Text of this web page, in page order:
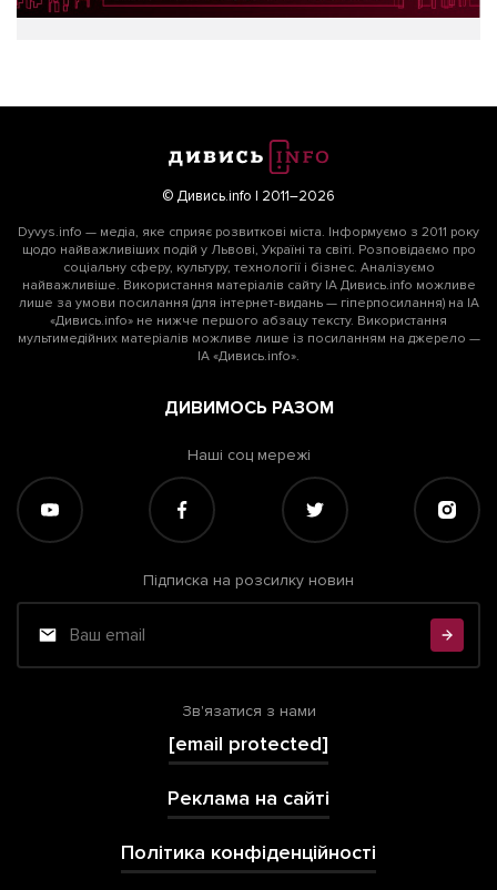
© Дивись.info | 2011–2026
Dyvys.info — медіа, яке сприяє розвиткові міста. Інформуємо з 2011 року
щодо найважливіших подій у Львові, Україні та світі. Розповідаємо про
соціальну сферу, культуру, технології і бізнес. Аналізуємо
найважливіше. Використання матеріалів сайту ІА Дивись.info можливе
лише за умови посилання (для інтернет-видань — гіперпосилання) на ІА
«Дивись.info» не нижче першого абзацу тексту. Використання
мультимедійних матеріалів можливе лише із посиланням на джерело —
ІА «Дивись.info».
ДИВИМОСЬ РАЗОМ
Наші соц мережі
Підписка на розсилку новин
Зв'язатися з нами
[email protected]
Реклама на сайті
Політика конфіденційності